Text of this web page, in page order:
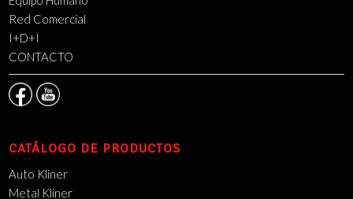
Red Comercial
I+D+I
CONTACTO
CATÁLOGO DE PRODUCTOS
Auto Kliner
Metal Kliner